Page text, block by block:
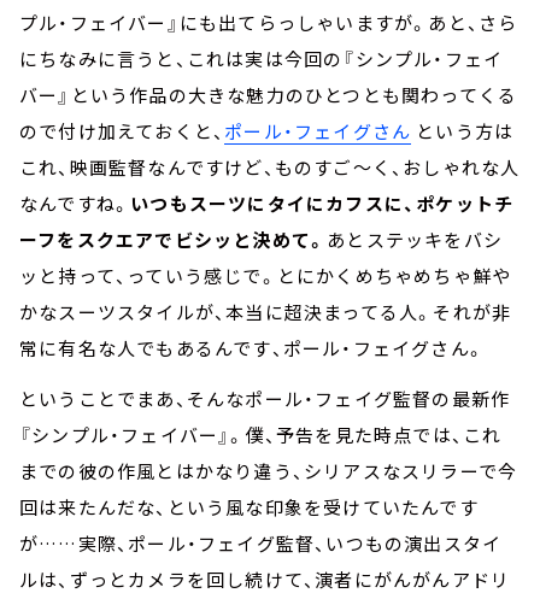
プル・フェイバー』にも出てらっしゃいますが。あと、さら
にちなみに言うと、これは実は今回の『シンプル・フェイ
バー』という作品の大きな魅力のひとつとも関わってくる
ので付け加えておくと、 ポール・フェイグさん という方は
これ、映画監督なんですけど、ものすご～く、おしゃれな人
なんですね。 いつもスーツにタイにカフスに、ポケットチ
ーフをスクエアでビシッと決めて。 あとステッキをバシ
ッと持って、っていう感じで。とにかくめちゃめちゃ鮮や
かなスーツスタイルが、本当に超決まってる人。それが非
常に有名な人でもあるんです、ポール・フェイグさん。
ということでまあ、そんなポール・フェイグ監督の最新作
『シンプル・フェイバー』。僕、予告を見た時点では、これ
までの彼の作風とはかなり違う、シリアスなスリラーで今
回は来たんだな、という風な印象を受けていたんです
が……実際、ポール・フェイグ監督、いつもの演出スタイ
ルは、ずっとカメラを回し続けて、演者にがんがんアドリ